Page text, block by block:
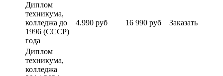
Диплом
техникума,
колледжа до
1996 (СССР)
года
4.990 руб 16 990 руб Заказать
Диплом
техникума,
колледжа